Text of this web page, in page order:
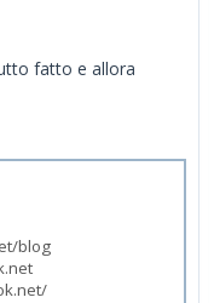
fatto e allora
blog